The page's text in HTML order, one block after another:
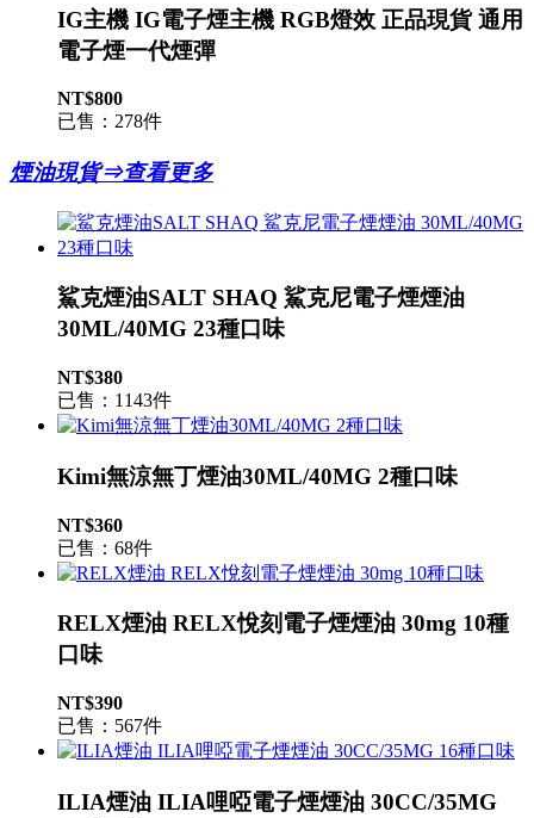
IG主機 IG電子煙主機 RGB燈效 正品現貨 通用
電子煙一代煙彈
NT$800
已售：278件
煙油現貨⇒查看更多
鯊克煙油SALT SHAQ 鯊克尼電子煙煙油
30ML/40MG 23種口味
NT$380
已售：1143件
Kimi無涼無丁煙油30ML/40MG 2種口味
NT$360
已售：68件
RELX煙油 RELX悅刻電子煙煙油 30mg 10種
口味
NT$390
已售：567件
ILIA煙油 ILIA哩啞電子煙煙油 30CC/35MG